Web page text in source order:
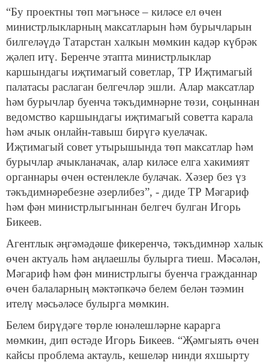
“Бу проектны төп мәгънәсе – киләсе ел өчен
министрлыкларның максатларын һәм бурычларын
билгеләүдә Татарстан халкын мөмкин кадәр күбрәк
җәлеп итү. Беренче этапта министрлыклар
каршындагы иҗтимагый советлар, ТР Иҗтимагый
палатасы раслаган белгечләр эшли. Алар максатлар
һәм бурычлар буенча тәкъдимнәрне төзи, соңыннан
ведомство каршындагы иҗтимагый советта карала
һәм ачык онлайн-тавыш бирүгә куелачак.
Иҗтимагый совет утырышында төп максатлар һәм
бурычлар ачыкланачак, алар киләсе елга хакимият
органнары өчен өстенлекле булачак. Хәзер без үз
тәкъдимнәребезне әзерлибез”, - диде ТР Мәгариф
һәм фән министрлыгыннан белгеч булган Игорь
Бикеев.
Агентлык әңгәмәдәше фикеренчә, тәкъдимнәр халык
өчен актуаль һәм аңлаешлы булырга тиеш. Мәсәлән,
Мәгариф һәм фән министрлыгы буенча гражданнар
өчен балаларның мәктәпкәчә белем белән тәэмин
ителү мәсьәләсе булырга мөмкин.
Белем бирүдәге төрле юнәлешләрне карарга
мөмкин, дип өстәде Игорь Бикеев. “Җәмгыять өчен
кайсы проблема актауль, кешеләр нинди яхшырту